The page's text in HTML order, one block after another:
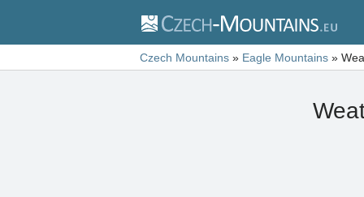
Czech Mountains » Eagle Mountains »